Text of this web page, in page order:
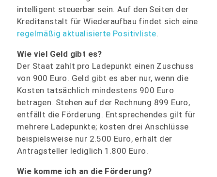
intelligent steuerbar sein. Auf den Seiten der
Kreditanstalt für Wiederaufbau findet sich eine
regelmäßig aktualisierte Positivliste.
Wie viel Geld gibt es?
Der Staat zahlt pro Ladepunkt einen Zuschuss
von 900 Euro. Geld gibt es aber nur, wenn die
Kosten tatsächlich mindestens 900 Euro
betragen. Stehen auf der Rechnung 899 Euro,
entfällt die Förderung. Entsprechendes gilt für
mehrere Ladepunkte; kosten drei Anschlüsse
beispielsweise nur 2.500 Euro, erhält der
Antragsteller lediglich 1.800 Euro.
Wie komme ich an die Förderung?